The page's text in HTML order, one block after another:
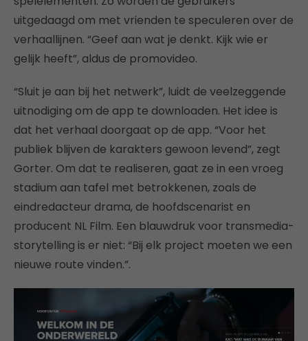
uitgedaagd om met vrienden te speculeren over de
verhaallijnen. “Geef aan wat je denkt. Kijk wie er
gelijk heeft”, aldus de promovideo.
“Sluit je aan bij het netwerk”, luidt de veelzeggende
uitnodiging om de app te downloaden. Het idee is
dat het verhaal doorgaat op de app. “Voor het
publiek blijven de karakters gewoon levend”, zegt
Gorter. Om dat te realiseren, gaat ze in een vroeg
stadium aan tafel met betrokkenen, zoals de
eindredacteur drama, de hoofdscenarist en
producent NL Film. Een blauwdruk voor transmedia-
storytelling is er niet: “Bij elk project moeten we een
nieuwe route vinden.”.